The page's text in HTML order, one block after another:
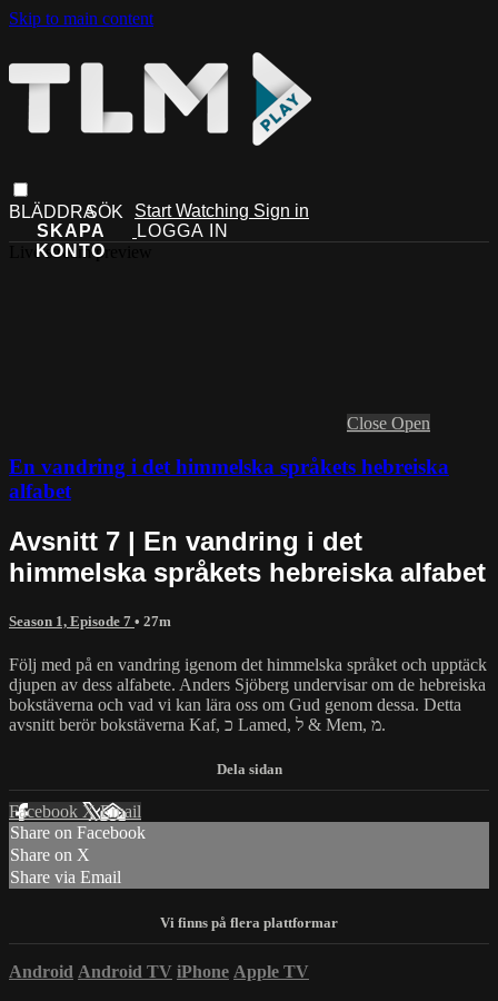
Skip to main content
Start Watching Sign in
Live stream preview
Close Open
En vandring i det himmelska språkets hebreiska
alfabet
Avsnitt 7 | En vandring i det
himmelska språkets hebreiska alfabet
Season 1, Episode 7 • 27m
Följ med på en vandring igenom det himmelska språket och upptäck
djupen av dess alfabete. Anders Sjöberg undervisar om de hebreiska
bokstäverna och vad vi kan lära oss om Gud genom dessa. Detta
avsnitt berör bokstäverna Kaf, כ Lamed, ל & Mem, מ.
Facebook XEmail
Share on Facebook
Share on X
Share via Email
Android Android TV iPhone Apple TV